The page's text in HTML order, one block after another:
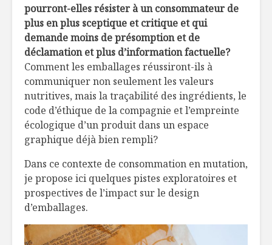
pourront-elles résister à un consommateur de
plus en plus sceptique et critique et qui
demande moins de présomption et de
déclamation et plus d’information factuelle?
Comment les emballages réussiront-ils à
communiquer non seulement les valeurs
nutritives, mais la traçabilité des ingrédients, le
code d’éthique de la compagnie et l’empreinte
écologique d’un produit dans un espace
graphique déjà bien rempli?
Dans ce contexte de consommation en mutation,
je propose ici quelques pistes exploratoires et
prospectives de l’impact sur le design
d’emballages.